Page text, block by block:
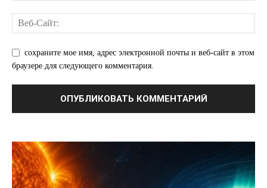
сохраните мое имя, адрес электронной почты и веб-сайт в этом
браузере для следующего комментария.